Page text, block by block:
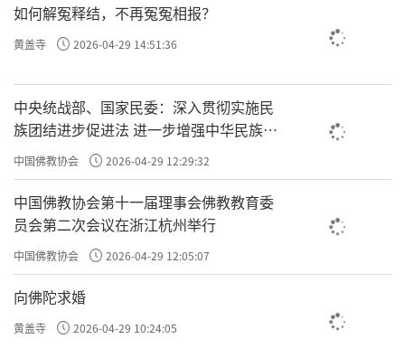
如何解冤释结，不再冤冤相报？
黄盖寺 2026-04-29 14:51:36
中央统战部、国家民委：深入贯彻实施民
族团结进步促进法 进一步增强中华民族凝
聚力向心力
中国佛教协会 2026-04-29 12:29:32
中国佛教协会第十一届理事会佛教教育委
员会第二次会议在浙江杭州举行
中国佛教协会 2026-04-29 12:05:07
向佛陀求婚
黄盖寺 2026-04-29 10:24:05